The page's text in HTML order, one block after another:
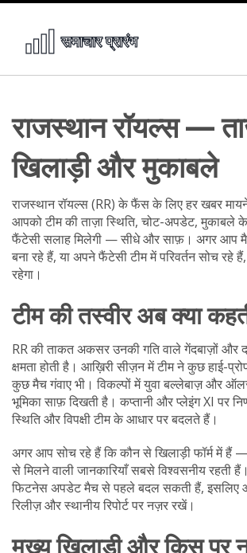
राजस्थान रॉयल्स —
खिलाड़ी और मुकाबले
राजस्थान रॉयल्स (RR) के फैंस के लिए हर खबर
आपको टीम की ताज़ा स्थिति, चोट-अपडेट, मुकाबले
फैंटेसी सलाह मिलेगी — सीधे और साफ़। अगर आप
बना रहे हैं, या अपने फैंटेसी टीम में परिवर्तन सोच रहे
रहेगा।
टीम की तस्वीर अब क्या
RR की ताकत अकसर उनकी गति वाले गेंदबाज़ों और
क्षमता होती है। आख़िरी सीज़न में टीम ने कुछ हाई-
कुछ मैच गंवाए भी। विकल्पों में युवा बल्लेबाज़ और
भूमिका साफ़ दिखती है। कप्तानी और प्लेइंग XI पर
स्थिति और विपक्षी टीम के आधार पर बदलते हैं।
अगर आप सोच रहे हैं कि कौन से खिलाड़ी फॉर्म में हैं
से मिलने वाली जानकारियाँ सबसे विश्वसनीय रहती
फिटनेस अपडेट मैच से पहले बदल सकती हैं, इसलिए
रिलीज़ और स्थानीय रिपोर्ट पर नज़र रखें।
मुख्य खिलाड़ी और किस पर